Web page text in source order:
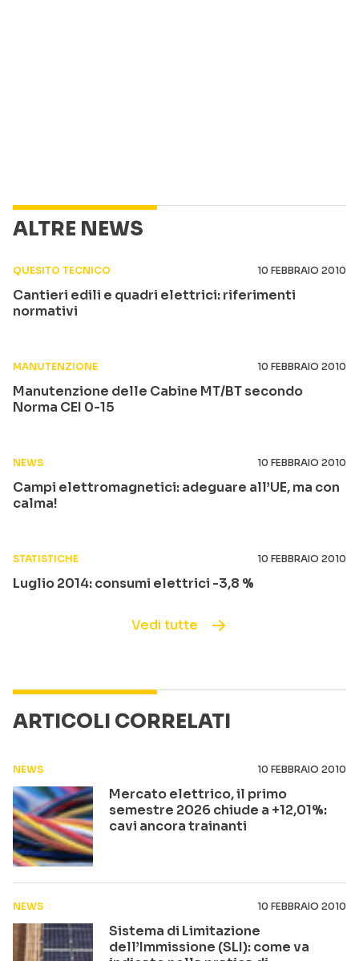
ALTRE NEWS
QUESITO TECNICO 10 FEBBRAIO 2010
Cantieri edili e quadri elettrici: riferimenti
normativi
MANUTENZIONE 10 FEBBRAIO 2010
Manutenzione delle Cabine MT/BT secondo
Norma CEI 0-15
NEWS 10 FEBBRAIO 2010
Campi elettromagnetici: adeguare all’UE, ma con
calma!
STATISTICHE 10 FEBBRAIO 2010
Luglio 2014: consumi elettrici -3,8 %
Vedi tutte
ARTICOLI CORRELATI
NEWS 10 FEBBRAIO 2010
Mercato elettrico, il primo
semestre 2026 chiude a +12,01%:
cavi ancora trainanti
NEWS 10 FEBBRAIO 2010
Sistema di Limitazione
dell’Immissione (SLI): come va